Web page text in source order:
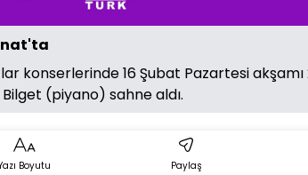
konserlerinde 16 Şubat Pazartesi akşamı
(piyano) sahne aldı.
Boyutu Paylaş